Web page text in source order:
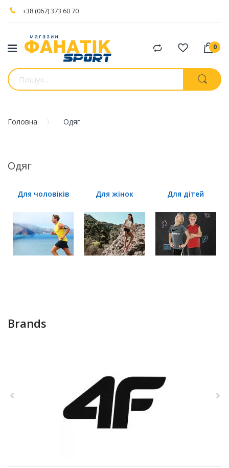
+38 (067) 373 60 70
Порівняти
товари
Головна Одяг
Одяг
Для чоловіків Для жінок Для дітей
Brands